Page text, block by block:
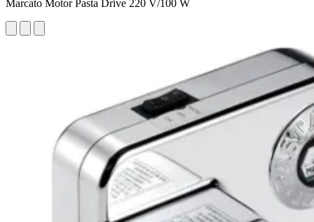
Marcato Motor Pasta Drive 220 V/100 W